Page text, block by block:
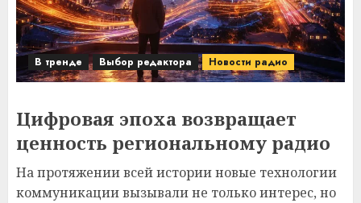
В тренде Выбор редактора Новости радио
Цифровая эпоха возвращает
ценность региональному радио
На протяжении всей истории новые технологии
коммуникации вызывали не только интерес, но